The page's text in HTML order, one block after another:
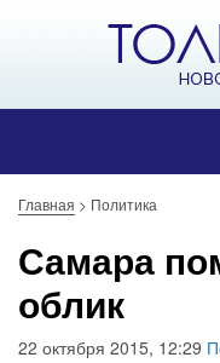
Главная > Политика
Самара
облик
22 октября 2015, 12:29